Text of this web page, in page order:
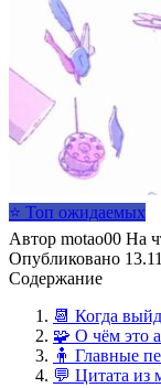
⭐ Топ ожидаемых
Автор motao00 На
Опубликовано
Содержание
📆 Когда
🧩 О чём это
🧍 Главные
💬 Цитата из